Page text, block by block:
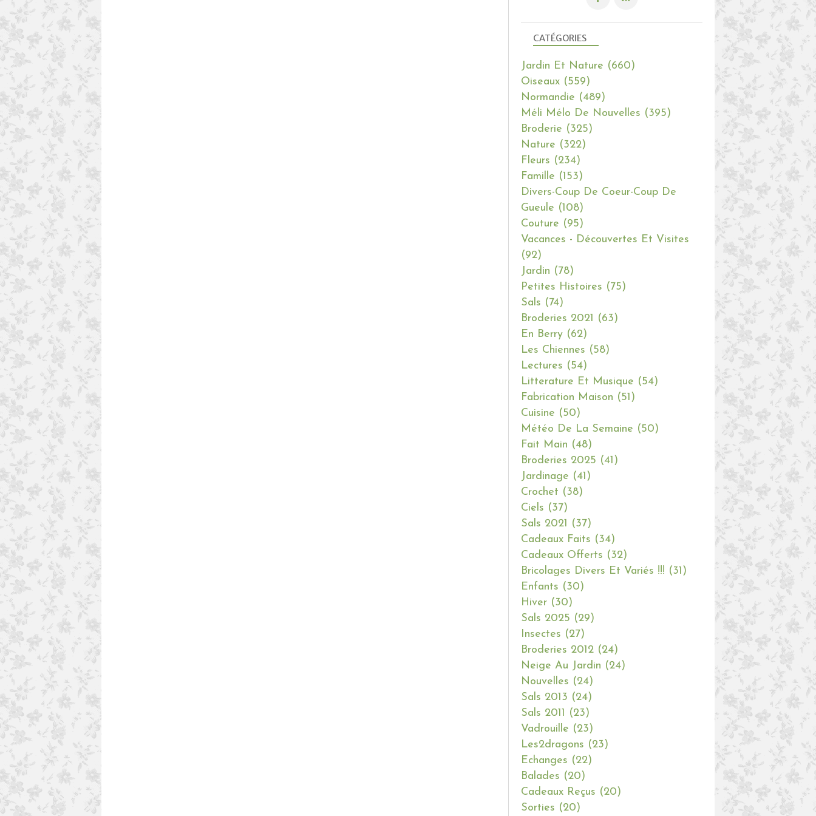
CATÉGORIES
Jardin Et Nature (660)
Oiseaux (559)
Normandie (489)
Méli Mélo De Nouvelles (395)
Broderie (325)
Nature (322)
Fleurs (234)
Famille (153)
Divers-Coup De Coeur-Coup De
Gueule (108)
Couture (95)
Vacances - Découvertes Et Visites
(92)
Jardin (78)
Petites Histoires (75)
Sals (74)
Broderies 2021
(63)
En Berry (62)
Les Chiennes (58)
Lectures (54)
Litterature Et Musique (54)
Fabrication Maison (51)
Cuisine (50)
Météo De La Semaine (50)
Fait Main (48)
Broderies 2025 (41)
Jardinage (41)
Crochet (38)
Ciels (37)
Sals 2021
(37)
Cadeaux Faits (34)
Cadeaux Offerts (32)
Bricolages Divers Et Variés !!! (31)
Enfants (30)
Hiver (30)
Sals 2025 (29)
Insectes (27)
Broderies 2012 (24)
Neige Au Jardin (24)
Nouvelles (24)
Sals 2013 (24)
Sals 2011
(23)
Vadrouille (23)
Les2dragons (23)
Echanges (22)
Balades (20)
Cadeaux Reçus (20)
Sorties (20)